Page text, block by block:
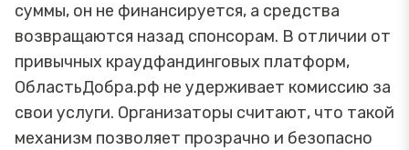
суммы, он не финансируется, а средства
возвращаются назад спонсорам. В отличии от
привычных краудфандинговых платформ,
ОбластьДобра.рф не удерживает комиссию за
свои услуги. Организаторы считают, что такой
механизм позволяет прозрачно и безопасно